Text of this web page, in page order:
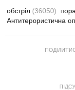
обстріл (36050)
Антитерористична